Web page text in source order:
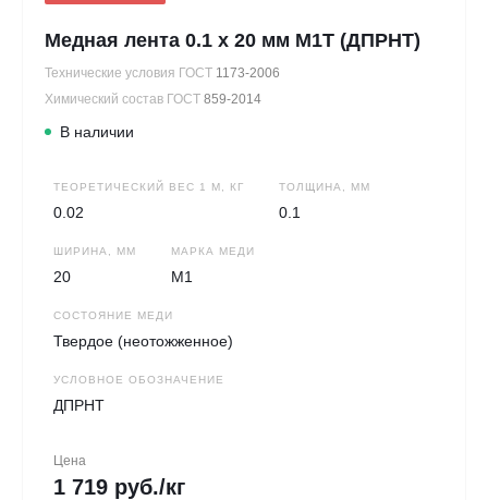
Медная лента 0.1 х 20 мм М1Т (ДПРНТ)
Технические условия ГОСТ 1173-2006
Химический состав ГОСТ 859-2014
В наличии
ТЕОРЕТИЧЕСКИЙ ВЕС 1 М, КГ
0.02
ТОЛЩИНА, ММ
0.1
ШИРИНА, ММ
20
МАРКА МЕДИ
М1
СОСТОЯНИЕ МЕДИ
Твердое (неотожженное)
УСЛОВНОЕ ОБОЗНАЧЕНИЕ
ДПРНТ
Цена
1 719 руб./кг